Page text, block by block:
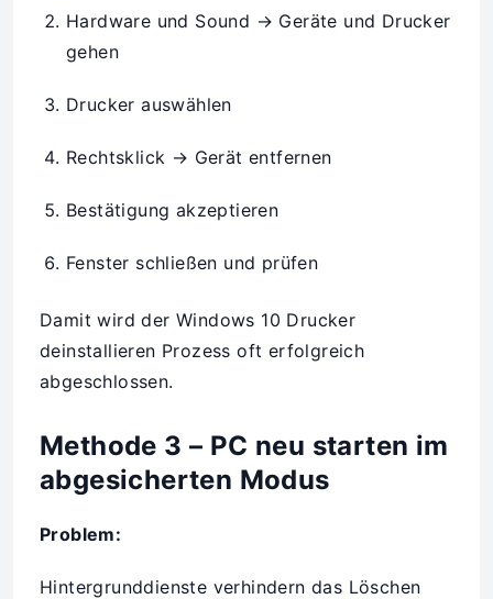
Hardware und Sound → Geräte und Drucker
gehen
Drucker auswählen
Rechtsklick → Gerät entfernen
Bestätigung akzeptieren
Fenster schließen und prüfen
Damit wird der Windows 10 Drucker
deinstallieren Prozess oft erfolgreich
abgeschlossen.
Methode 3 – PC neu starten im
abgesicherten Modus
Problem:
Hintergrunddienste verhindern das Löschen